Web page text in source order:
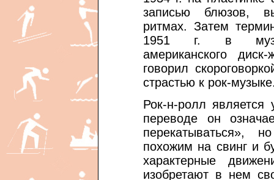
записью блюзов,
ритмах. Затем
1951 г. в
американского
говорил
страстью к рок-
Рок-н-ролл
переводе он
перекатываться»,
похожим на свинг и
характерные
изобретают в нем